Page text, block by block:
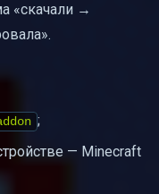
«скачали →
;
— Minecraft